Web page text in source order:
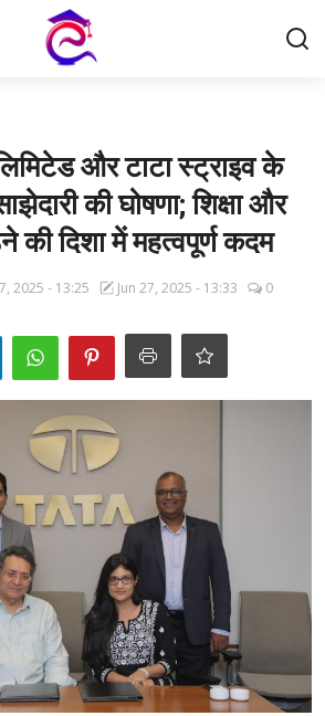
और टाटा स्ट्राइव के
की घोषणा; शिक्षा और
की दिशा में महत्वपूर्ण कदम
2025 - 13:25 Jun 27, 2025 - 13:33 0